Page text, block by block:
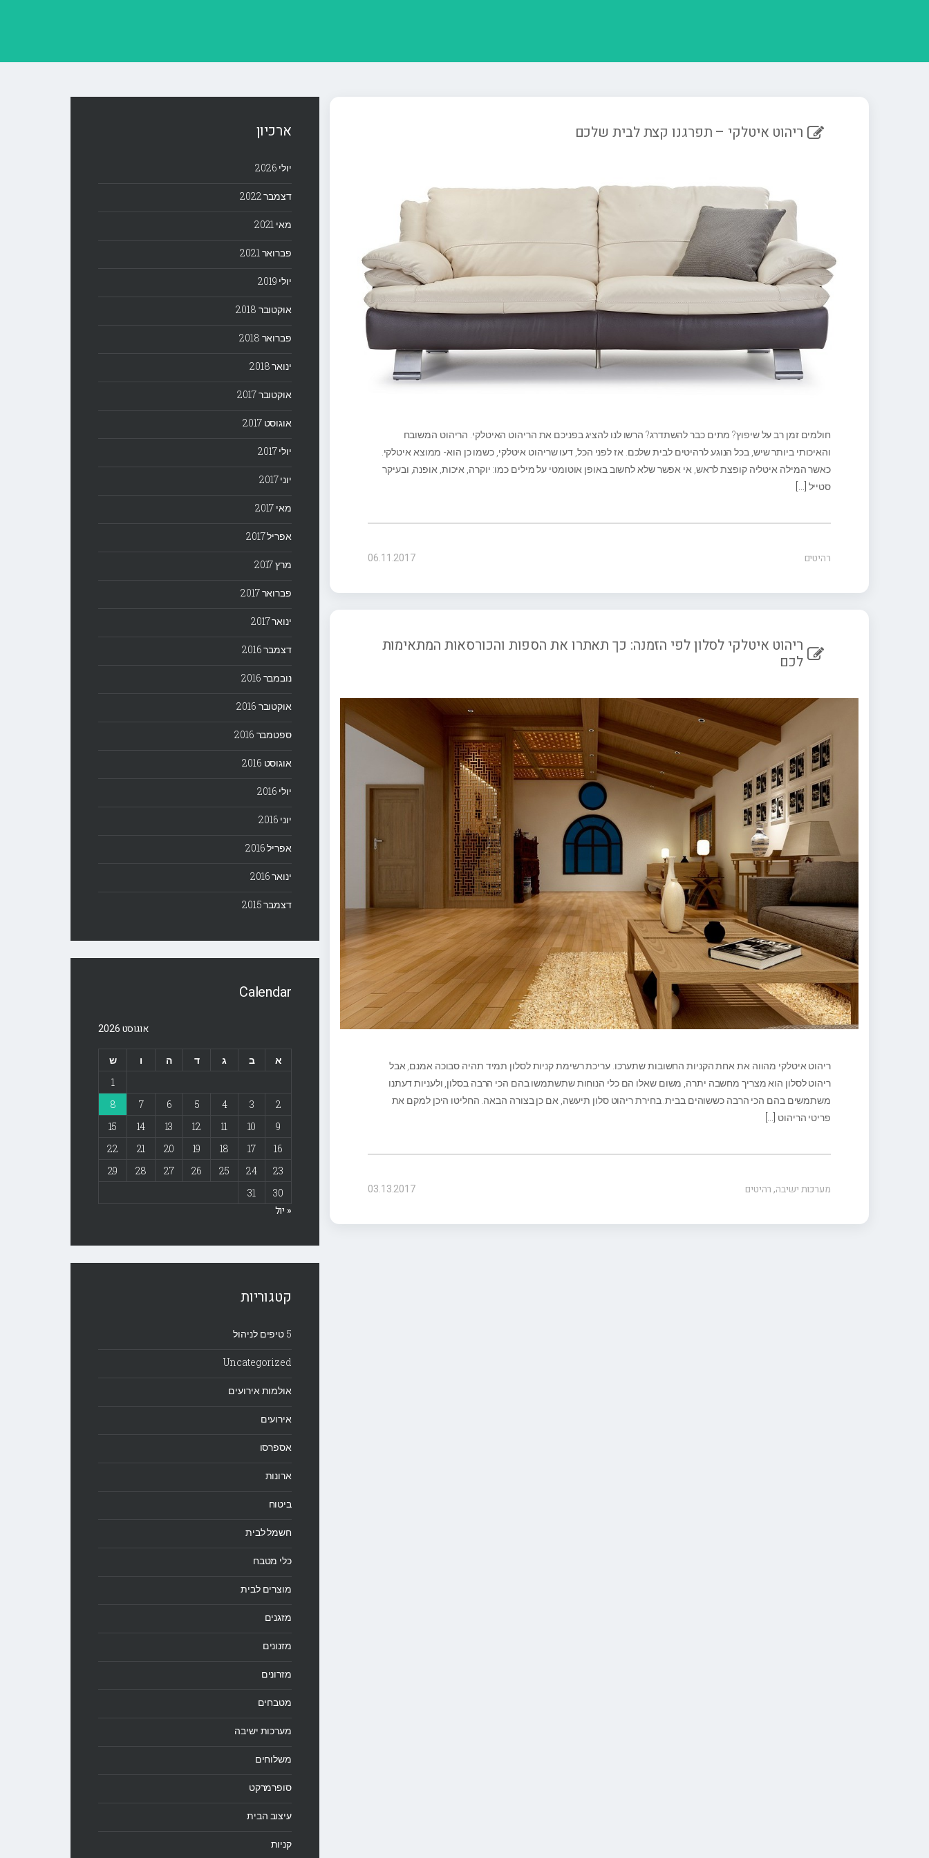
ריהוט איטלקי – תפרגנו קצת לבית שלכם
חולמים זמן רב על שיפוץ? מתים כבר להשתדרג? הרשו לנו להציג בפניכם את הריהוט האיטלקי. הריהוט המשובח
והאיכותי ביותר שיש, בכל הנוגע לרהיטים לבית שלכם. אז לפני הכל, דעו שריהוט איטלקי, כשמו כן הוא- ממוצא איטלקי.
כאשר המילה איטליה קופצת לראש, אי אפשר שלא לחשוב באופן אוטומטי על מילים כמו: יוקרה, איכות, אופנה, ובעיקר
סטייל […]
06.11.2017 רהיטים
ריהוט איטלקי לסלון לפי הזמנה: כך תאתרו את הספות והכורסאות המתאימות
לכם
ריהוט איטלקי מהווה את אחת הקניות החשובות שתערכו. עריכת רשימת קניות לסלון תמיד תהיה סבוכה אמנם, אבל
ריהוט לסלון הוא מצריך מחשבה יתרה, משום שאלו הם כלי הנוחות שתשתמשו בהם הכי הרבה בסלון, ולעניות דעתנו
משתמשים בהם הכי הרבה כששוהים בבית. בחירת ריהוט סלון תיעשה, אם כן בצורה הבאה. החליטו היכן למקם את
פריטי הריהוט […]
03.13.2017 מערכות ישיבה,רהיטים
ארכיון
יולי 2026
דצמבר 2022
מאי 2021
פברואר 2021
יולי 2019
אוקטובר 2018
פברואר 2018
ינואר 2018
אוקטובר 2017
אוגוסט 2017
יולי 2017
יוני 2017
מאי 2017
אפריל 2017
מרץ 2017
פברואר 2017
ינואר 2017
דצמבר 2016
נובמבר 2016
אוקטובר 2016
ספטמבר 2016
אוגוסט 2016
יולי 2016
יוני 2016
אפריל 2016
ינואר 2016
דצמבר 2015
Calendar
אוגוסט 2026
א ב ג ד ה ו
ש
1
2
3
4
5
6
7
8
9
10
11
12
13
14
15
16
17
18
19
20
21
22
23
24
25
26
27
28
29
30
31
« יול
קטגוריות
5 טיפים לניהול
Uncategorized
אולמות אירועים
אירועים
אספרסו
ארונות
ביטוח
חשמל לבית
כלי מטבח
מוצרים לבית
מזגנים
מזנונים
מזרונים
מטבחים
מערכות ישיבה
משלוחים
סופרמרקט
עיצוב הבית
קניות